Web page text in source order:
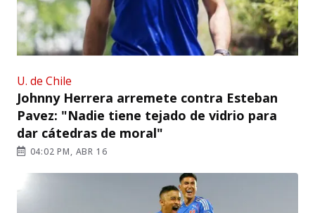
U. de Chile
Johnny Herrera arremete contra Esteban
Pavez: "Nadie tiene tejado de vidrio para
dar cátedras de moral"
04:02 PM, ABR 16